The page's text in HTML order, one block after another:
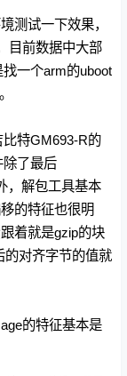
测试一下效果，
目前数据中大部
一个arm的uboot
特GM693-R的
了最后
，解包工具基本
的特征也很明
着就是gzip的块
的对齐字节的值就
的特征基本是